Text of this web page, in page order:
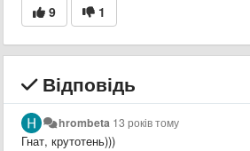
9 1
Відповідь
hrombeta 13 років тому
Гнат, крутотень)))